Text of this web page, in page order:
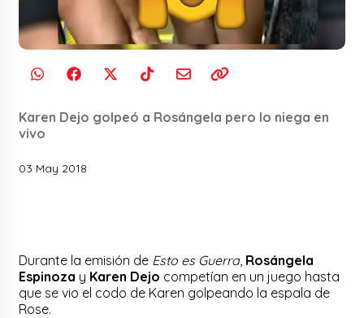
Karen Dejo golpeó a Rosángela pero lo niega en
vivo
03 May 2018
Durante la emisión de Esto es Guerra, Rosángela
Espinoza y Karen Dejo competían en un juego hasta
que se vio el codo de Karen golpeando la espala de
Rose.